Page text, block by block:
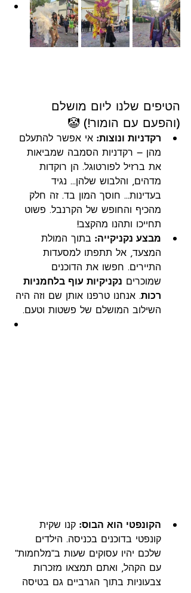
הטיפים שלנו ליום מושלם
(והפעם עם הומור!) 🤡
רקדניות ונוצות: אי אפשר להתעלם
מהן – רקדניות הסמבה שמביאות
את ברזיל לפורטוגל. הן רוקדות
מדהים, והלבוש שלהן... נגיד
בעדינות... חוסך המון בד. זה חלק
מהכיף והחופש של הקרנבל. פשוט
תחייכו ותהנו מהקצב!
מבצע נקניקייה: בתוך המולת
המצעד, אל תתפתו למסעדות
התיירים. חפשו את הדוכנים
שמוכרים נקניקיות עוף בלחמניות
רכות. אנחנו טרפנו אותן שם וזה היה
השילוב המושלם של פשטות וטעם.
הקונפטי הוא הבוס: קנו שקית
קונפטי בדוכנים בכניסה. הילדים
שלכם יהיו עסוקים שעות ב"מלחמות"
עם הקהל, ואתם תמצאו מזכרות
צבעוניות בתוך הגרביים גם בטיסה